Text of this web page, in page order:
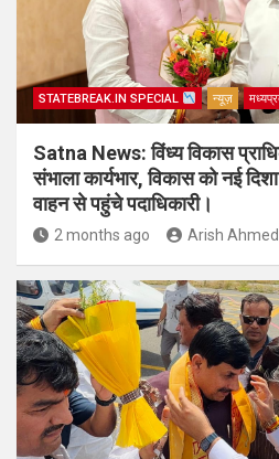
STATEBREAK.IN SPECIAL न्यूज़
Satna News: विंध्य विकास
संभाला कार्यभार, विकास को नई
वाहन से पहुंचे पदाधिकारी।
2 months ago Arish Ahmed